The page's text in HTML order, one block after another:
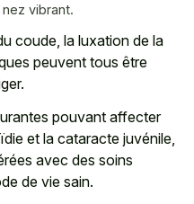
vibrant.
coude, la luxation de la
peuvent tous être
pouvant affecter
et la cataracte juvénile,
avec des soins
de vie sain.